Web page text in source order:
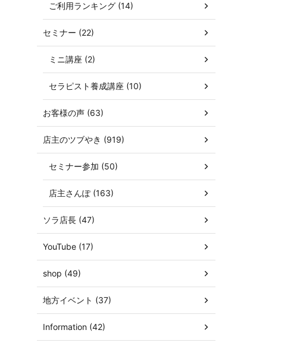
ご利用ランキング (14)
セミナー (22)
ミニ講座 (2)
セラピスト養成講座 (10)
お客様の声 (63)
店主のツブやき (919)
セミナー参加 (50)
店主さんぽ (163)
ソラ店長 (47)
YouTube (17)
shop (49)
地方イベント (37)
Information (42)